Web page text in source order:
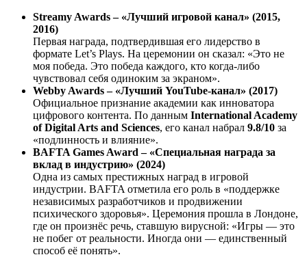
Streamy Awards – «Лучший игровой канал» (2015,
2016)
Первая награда, подтвердившая его лидерство в
формате Let’s Plays. На церемонии он сказал: «Это не
моя победа. Это победа каждого, кто когда-либо
чувствовал себя одиноким за экраном».
Webby Awards – «Лучший YouTube-канал» (2017)
Официальное признание академии как инноватора
цифрового контента. По данным International Academy
of Digital Arts and Sciences, его канал набрал 9.8/10 за
«подлинность и влияние».
BAFTA Games Award – «Специальная награда за
вклад в индустрию» (2024)
Одна из самых престижных наград в игровой
индустрии. BAFTA отметила его роль в «поддержке
независимых разработчиков и продвижении
психического здоровья». Церемония прошла в Лондоне,
где он произнёс речь, ставшую вирусной: «Игры — это
не побег от реальности. Иногда они — единственный
способ её понять».